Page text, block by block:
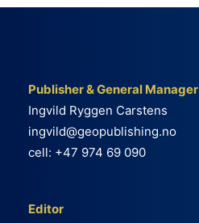
Publisher & General Manager
Ingvild Ryggen Carstens
ingvild@geopublishing.no
cell: +47 974 69 090
Editor